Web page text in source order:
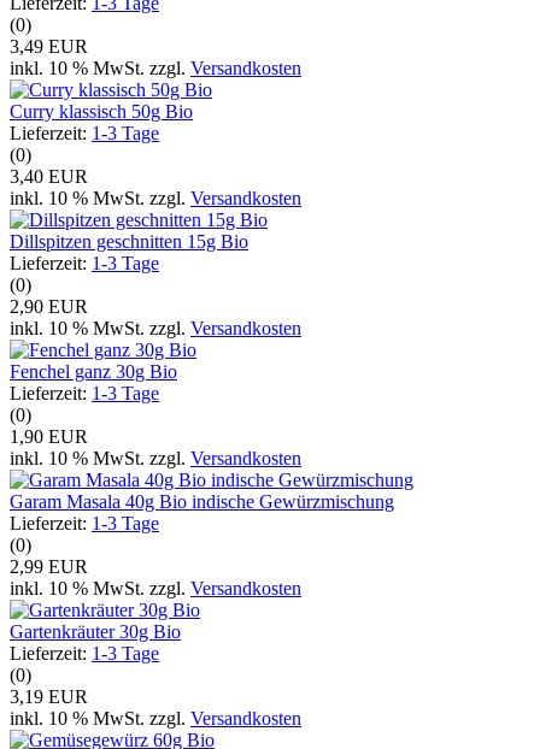
(0)
3,49 EUR
inkl. 10 % MwSt. zzgl. Versandkosten
Curry klassisch 50g Bio
Lieferzeit: 1-3 Tage
(0)
3,40 EUR
inkl. 10 % MwSt. zzgl. Versandkosten
Dillspitzen geschnitten 15g Bio
Lieferzeit: 1-3 Tage
(0)
2,90 EUR
inkl. 10 % MwSt. zzgl. Versandkosten
Fenchel ganz 30g Bio
Lieferzeit: 1-3 Tage
(0)
1,90 EUR
inkl. 10 % MwSt. zzgl. Versandkosten
Garam Masala 40g Bio indische Gewürzmischung
Lieferzeit: 1-3 Tage
(0)
2,99 EUR
inkl. 10 % MwSt. zzgl. Versandkosten
Gartenkräuter 30g Bio
Lieferzeit: 1-3 Tage
(0)
3,19 EUR
inkl. 10 % MwSt. zzgl. Versandkosten